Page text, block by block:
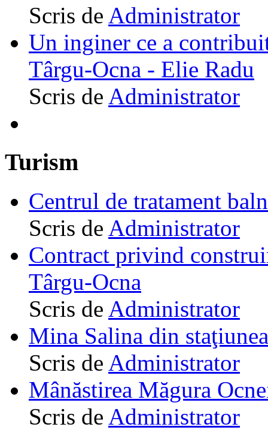
Scris de Administrator
Un inginer ce a
Târgu-Ocna - Elie Radu
Scris de Administrator
Turism
Centrul de tratament
Scris de Administrator
Contract privind
Târgu-Ocna
Scris de Administrator
Mina Salina din
Scris de Administrator
Mânăstirea Măgura
Scris de Administrator